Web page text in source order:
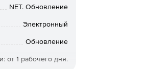
NET. Обновление
Электронный
Обновление
от 1 рабочего дня.